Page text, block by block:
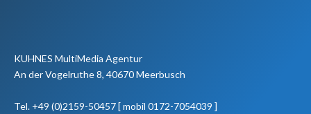
KUHNES MultiMedia Agentur
An der Vogelruthe 8, 40670 Meerbusch
Tel. +49 (0)2159-50457 [ mobil 0172-7054039 ]